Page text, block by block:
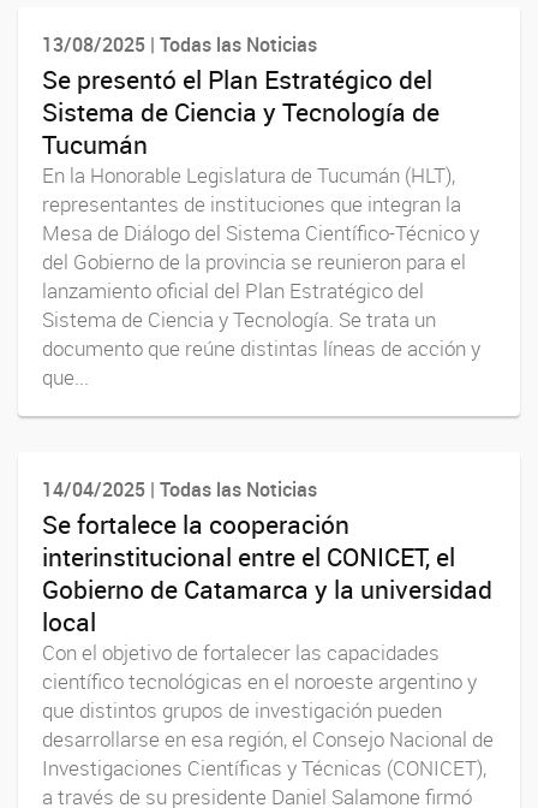
13/08/2025 | Todas las Noticias
Se presentó el Plan Estratégico del
Sistema de Ciencia y Tecnología de
Tucumán
En la Honorable Legislatura de Tucumán (HLT),
representantes de instituciones que integran la
Mesa de Diálogo del Sistema Científico-Técnico y
del Gobierno de la provincia se reunieron para el
lanzamiento oficial del Plan Estratégico del
Sistema de Ciencia y Tecnología. Se trata un
documento que reúne distintas líneas de acción y
que...
14/04/2025 | Todas las Noticias
Se fortalece la cooperación
interinstitucional entre el CONICET, el
Gobierno de Catamarca y la universidad
local
Con el objetivo de fortalecer las capacidades
científico tecnológicas en el noroeste argentino y
que distintos grupos de investigación pueden
desarrollarse en esa región, el Consejo Nacional de
Investigaciones Científicas y Técnicas (CONICET),
a través de su presidente Daniel Salamone firmó